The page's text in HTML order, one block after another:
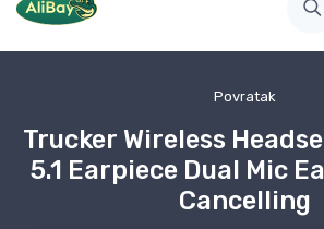
Povratak
Trucker Wireless
5.1 Earpiece Dual Mic
Cancelling